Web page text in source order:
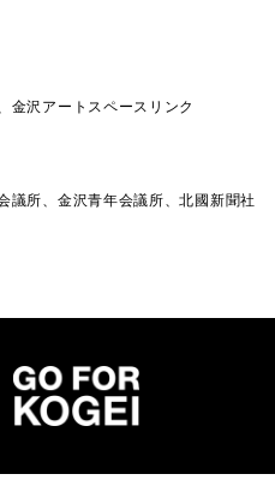
金沢アートスペースリンク
議所、金沢青年会議所、北國新聞社